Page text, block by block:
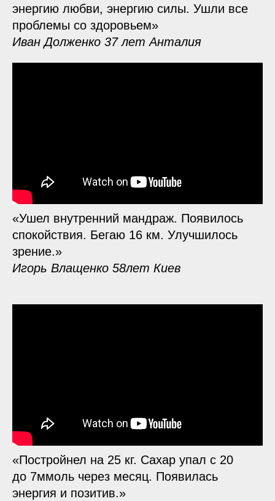
энергию любви, энергию силы. Ушли все
проблемы со здоровьем»
Иван Долженко 37 лет Анталия
«Ушел внутренний мандраж. Появилось
спокойствия. Бегаю 16 км. Улучшилось
зрение.»
Игорь Влащенко 58лет Киев
«Постройнел на 25 кг. Сахар упал с 20
до 7ммоль через месяц. Появилась
энергия и позитив.»